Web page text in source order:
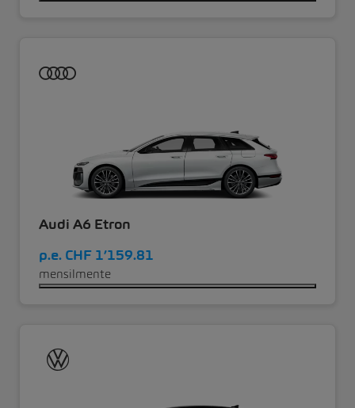
Audi A6 Etron
p.e. CHF 1’159.81
mensilmente